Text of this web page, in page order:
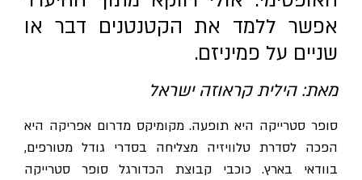
אפשר ללמד את הקטנטנים דבר או
שניים על פמיניזם.
מאת: הילית קראוזה ישראל
סופר סטרייקה היא תופעה. מקומיקס מדרום אפריקה היא
הפכה לסדרת טלוויזיה מצליחה בסדרי גודל מטורפים,
בוודאי בארץ. כוכבי קבוצת הכדורגל סופר סטרייקה